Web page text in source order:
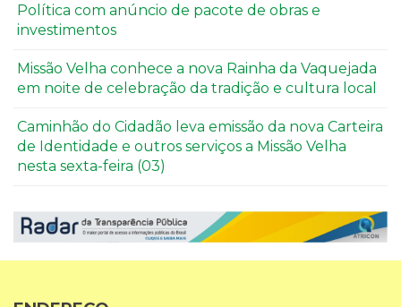
Política com anúncio de pacote de obras e
investimentos
Missão Velha conhece a nova Rainha da Vaquejada
em noite de celebração da tradição e cultura local
Caminhão do Cidadão leva emissão da nova Carteira
de Identidade e outros serviços a Missão Velha
nesta sexta-feira (03)